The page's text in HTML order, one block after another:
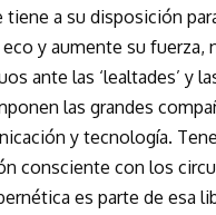
tiene a su disposición
y aumente su fuerza,
ante las ‘lealtades’ y
las grandes
y tecnología.
consciente con los
es parte de esa